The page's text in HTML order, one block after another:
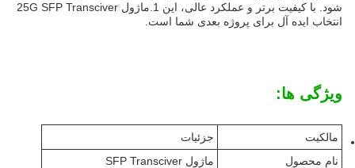
شود. با کیفیت برتر و عملکرد عالی، این 1.ماژول 25G SFP Transciver
انتخاب ایده آل برای پروژه بعدی شما است.
ویژگی ها:
مالکیت
جزئیات
نام محصول
ماژول SFP Transciver